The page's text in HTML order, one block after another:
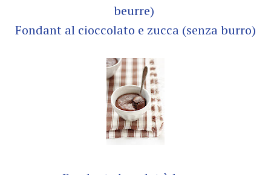
beurre)
Fondant al cioccolato e zucca (senza burro)